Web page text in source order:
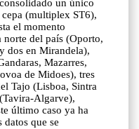
un único
(multiplex ST6),
el momento
norte del país (Oporto,
dos en Mirandela),
Mazarres,
de Midoes), tres
Tajo (Lisboa, Sintra
Algarve),
último caso ya ha
que se